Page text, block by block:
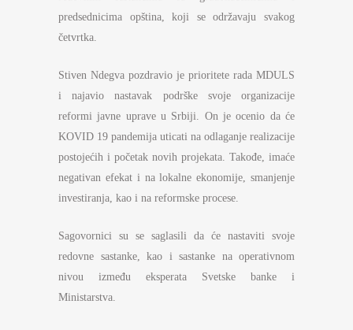
predsednicima opština, koji se održavaju svakog
četvrtka.
Stiven Ndegva pozdravio je prioritete rada MDULS
i najavio nastavak podrške svoje organizacije
reformi javne uprave u Srbiji. On je ocenio da će
KOVID 19 pandemija uticati na odlaganje realizacije
postojećih i početak novih projekata. Takođe, imaće
negativan efekat i na lokalne ekonomije, smanjenje
investiranja, kao i na reformske procese.
Sagovornici su se saglasili da će nastaviti svoje
redovne sastanke, kao i sastanke na operativnom
nivou između eksperata Svetske banke i
Ministarstva.